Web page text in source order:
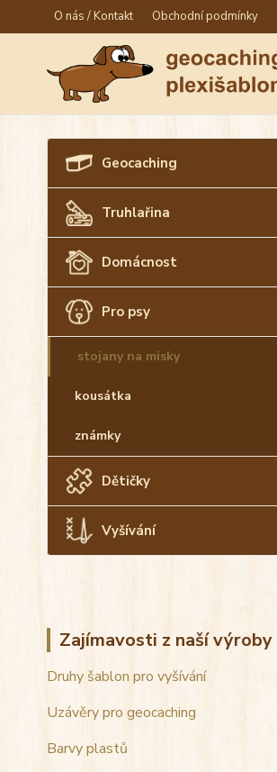
O nás / Kontakt Obchodní podmínky
Geocaching
Truhlařina
Domácnost
Pro psy
stojany na misky
kousátka
známky
Dětičky
Vyšívání
Zajímavosti z naší výroby
Druhy šablon pro vyšívání
Uzávěry pro geocaching
Barvy plastů